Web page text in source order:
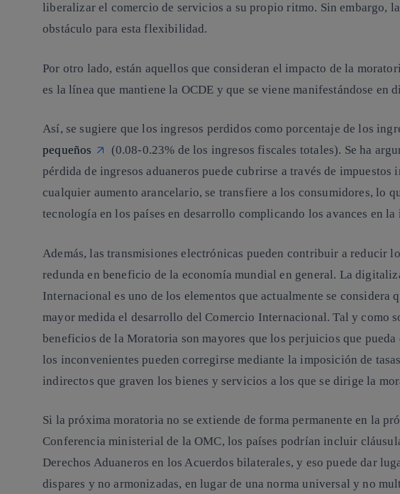
liberalizar el comercio de servicios a su propio ritmo. Sin embargo,
obstáculo para esta flexibilidad.
Por otro lado, están aquellos que consideran el impacto de la
es la línea que mantiene la OCDE y que se viene manifestándose en
Así, se sugiere que los ingresos perdidos como porcentaje de los
pequeños
(0.08-0.23% de los ingresos fiscales totales). Se ha
pérdida de ingresos aduaneros puede cubrirse a través de impuestos
cualquier aumento arancelario, se transfiere a los consumidores, lo
tecnología en los países en desarrollo complicando los avances en la
Además, las transmisiones electrónicas pueden contribuir a reducir
redunda en beneficio de la economía mundial en general. La
Internacional es uno de los elementos que actualmente se considera
mayor medida el desarrollo del Comercio Internacional. Tal y como
beneficios de la Moratoria son mayores que los perjuicios que pueda
los inconvenientes pueden corregirse mediante la imposición de
indirectos que graven los bienes y servicios a los que se dirige la
Si la próxima moratoria no se extiende de forma permanente en la
Conferencia ministerial de la OMC, los países podrían incluir
Derechos Aduaneros en los Acuerdos bilaterales, y eso puede dar
dispares y no armonizadas, en lugar de una norma universal y no